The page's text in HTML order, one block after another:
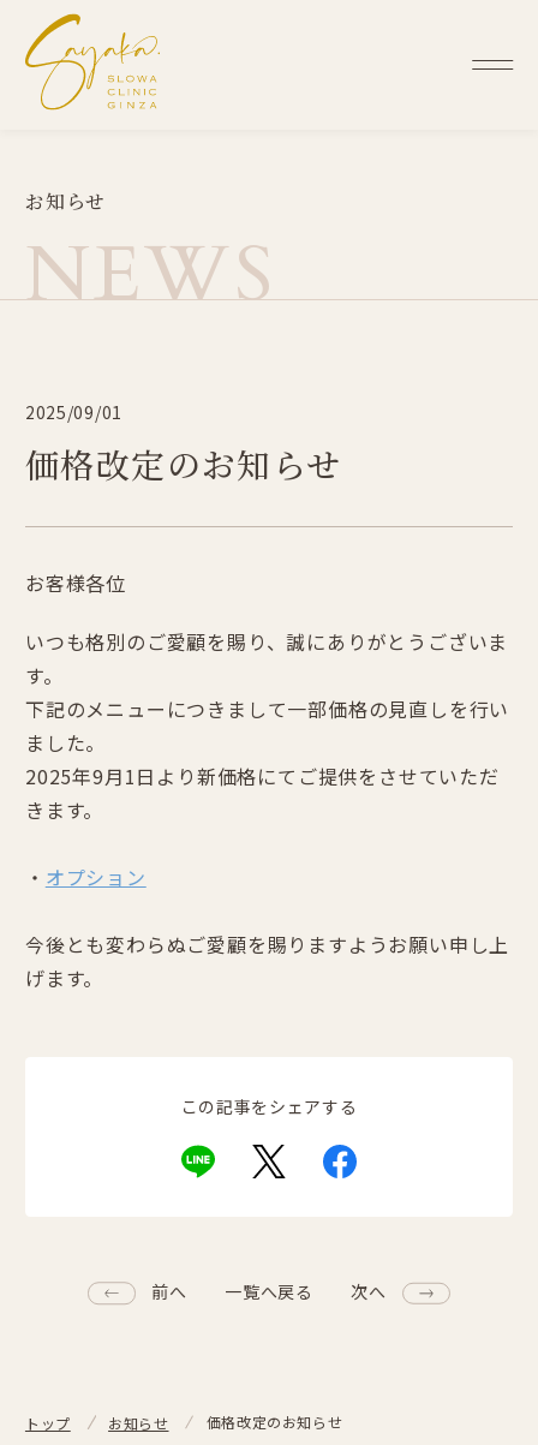
お知 らせ
NEWS
2025/09/01
価格改定のお知らせ
お客様各位
いつも格別のご愛顧を賜り、誠にありがとうございま
す。
下記のメニューにつきまして一部価格の見直しを行い
ました。
2025年9月1日より新価格にてご提供をさせていただ
きます。
・ オプション
今後とも変わらぬご愛顧を賜りますようお願い申し上
げます。
この記事をシェアする
前へ 一覧へ戻る 次へ
トップ お知らせ 価格改定のお知らせ